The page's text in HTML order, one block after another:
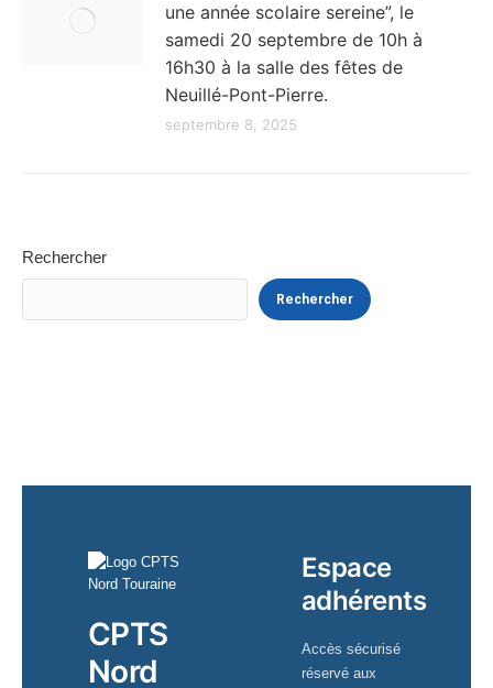
une année scolaire sereine”, le
samedi 20 septembre de 10h à
16h30 à la salle des fêtes de
Neuillé-Pont-Pierre.
septembre 8, 2025
Rechercher
Rechercher
CPTS
Nord
Espace
adhérents
Accès sécurisé
réservé aux